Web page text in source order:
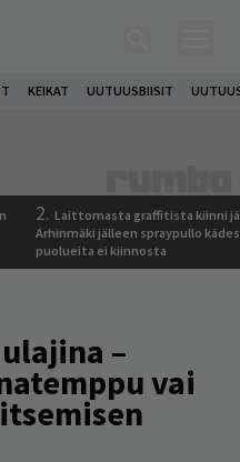
KEIKAT UUTUUSBIISIT
2. Laittomasta graffitista kiinni
Arhinmäki jälleen spraypullo
puolueita ei kiinnosta
–
vai